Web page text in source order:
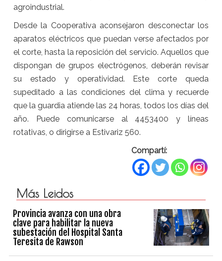
agroindustrial.
Desde la Cooperativa aconsejaron desconectar los
aparatos eléctricos que puedan verse afectados por
el corte, hasta la reposición del servicio. Aquellos que
dispongan de grupos electrógenos, deberán revisar
su estado y operatividad. Este corte queda
supeditado a las condiciones del clima y recuerde
que la guardia atiende las 24 horas, todos los días del
año. Puede comunicarse al 4453400 y líneas
rotativas, o dirigirse a Estivariz 560.
Compartí:
Más Leidos
Provincia avanza con una obra
clave para habilitar la nueva
subestación del Hospital Santa
Teresita de Rawson